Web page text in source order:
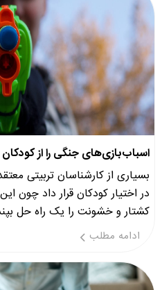
اسباب‌بازی‌های جنگی را از کودکان
بسیاری از کارشناسان تربیتی
در اختیار کودکان قرار داد چون
کشتار و خشونت را یک راه حل
ادامه مطلب